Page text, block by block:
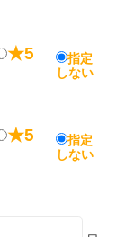
★5
指定
しない
★5
指定
しない